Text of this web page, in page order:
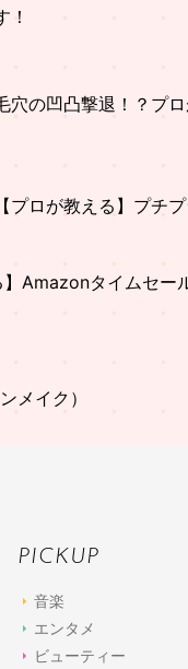
！
穴の凹凸撃退！？プ
【プロが教える】プチ
】Amazonタイムセー
メイク）
PICKUP
音楽
エンタメ
ビューティー